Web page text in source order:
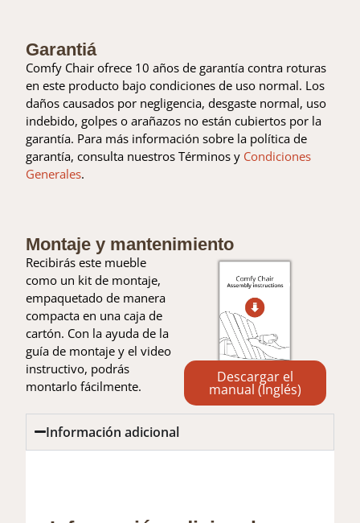
Garantiá
Comfy Chair ofrece 10 años de garantía contra roturas
en este producto bajo condiciones de uso normal. Los
daños causados por negligencia, desgaste normal, uso
indebido, golpes o arañazos no están cubiertos por la
garantía. Para más información sobre la política de
garantía, consulta nuestros Términos y Condiciones
Generales.
Montaje y mantenimiento
Recibirás este mueble
como un kit de montaje,
empaquetado de manera
compacta en una caja de
cartón. Con la ayuda de la
guía de montaje y el video
instructivo, podrás
montarlo fácilmente.
Descargar el
manual (Inglés)
Información adicional